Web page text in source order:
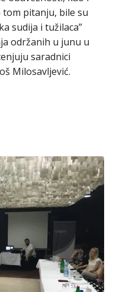
pitanju, bile su
sudija i tužilaca”
održanih u junu u
saradnici
Milosavljević.